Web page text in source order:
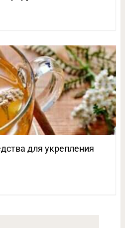
для укрепления